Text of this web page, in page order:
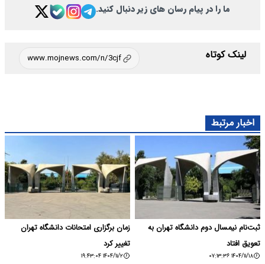
ما را در پیام رسان های زیر دنبال کنید.
لینک کوتاه
اخبار مرتبط
ثبت‌نام نیمسال دوم دانشگاه تهران به
تعویق افتاد
۱۴۰۴/۱۱/۱۸ ۰۷:۱۳:۳۶
زمان برگزاری امتحانات دانشگاه تهران
تغییر کرد
۱۴۰۴/۱۱/۲ ۱۹:۴۳:۰۴